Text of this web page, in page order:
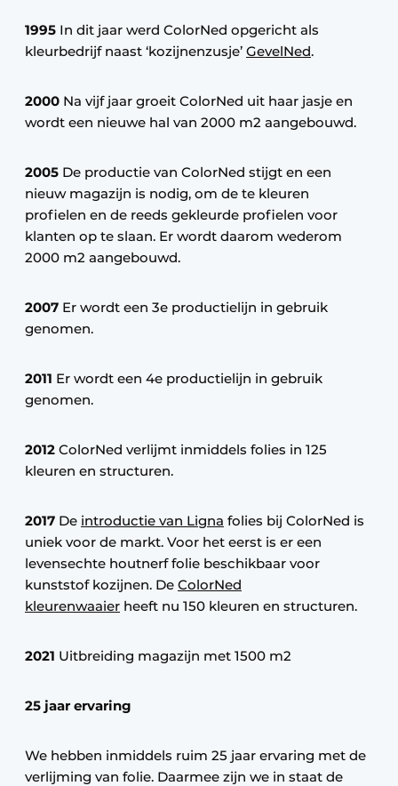
1995 In dit jaar werd ColorNed opgericht als
kleurbedrijf naast ‘kozijnenzusje’ GevelNed.
2000 Na vijf jaar groeit ColorNed uit haar jasje en
wordt een nieuwe hal van 2000 m2 aangebouwd.
2005 De productie van ColorNed stijgt en een
nieuw magazijn is nodig, om de te kleuren
profielen en de reeds gekleurde profielen voor
klanten op te slaan. Er wordt daarom wederom
2000 m2 aangebouwd.
2007 Er wordt een 3e productielijn in gebruik
genomen.
2011 Er wordt een 4e productielijn in gebruik
genomen.
2012 ColorNed verlijmt inmiddels folies in 125
kleuren en structuren.
2017 De introductie van Ligna folies bij ColorNed is
uniek voor de markt. Voor het eerst is er een
levensechte houtnerf folie beschikbaar voor
kunststof kozijnen. De ColorNed
kleurenwaaier heeft nu 150 kleuren en structuren.
2021 Uitbreiding magazijn met 1500 m2
25 jaar ervaring
We hebben inmiddels ruim 25 jaar ervaring met de
verlijming van folie. Daarmee zijn we in staat de